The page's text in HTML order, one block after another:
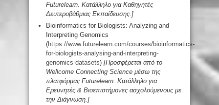
Futurelearn. Κατάλληλο για Καθηγητές
Δευτεροβάθμιας Εκπαίδευσης.]
Bioinformatics for Biologists: Analyzing and
Interpreting Genomics
(https://www.futurelearn.com/courses/bioinformatics-
for-biologists-analysing-and-interpreting-
genomics-datasets) [Προσφέρεται από το
Wellcome Connecting Science μέσω της
πλατφόρμας Futurelearn. Κατάλληλο για
Ερευνητές & Βιοεπιστήμονες ασχολούμενους με
την Διάγνωση.]